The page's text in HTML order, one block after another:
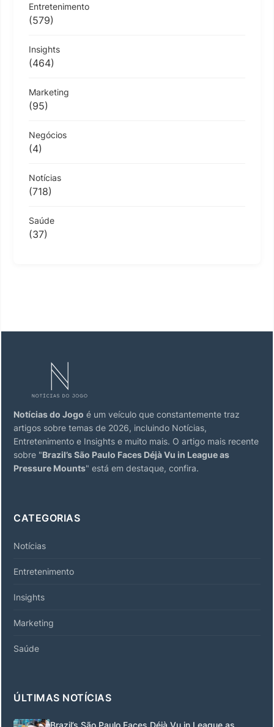
Entretenimento
(579)
Insights
(464)
Marketing
(95)
Negócios
(4)
Notícias
(718)
Saúde
(37)
Notícias do Jogo é um veículo que constantemente traz
artigos sobre temas de 2026, incluindo Notícias,
Entretenimento e Insights e muito mais. O artigo mais recente
sobre "Brazil’s São Paulo Faces Déjà Vu in League as
Pressure Mounts" está em destaque, confira.
CATEGORIAS
Notícias
Entretenimento
Insights
Marketing
Saúde
ÚLTIMAS NOTÍCIAS
Brazil’s São Paulo Faces Déjà Vu in League as